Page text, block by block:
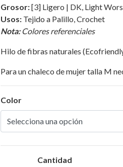
Grosor:[3] Ligero | DK, Light
Usos: Tejido a Palillo, Crochet
Nota:Colores referenciales
Hilo de fibras naturales
Para un chaleco de mujer talla M
Color
Cantidad